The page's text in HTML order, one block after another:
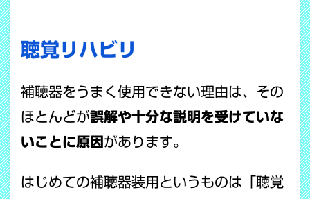
聴覚リハビリ
補聴器をうまく使用できない理由は、その
ほとんどが誤解や十分な説明を受けていな
いことに原因 があります。
はじめての補聴器装用というものは「聴覚